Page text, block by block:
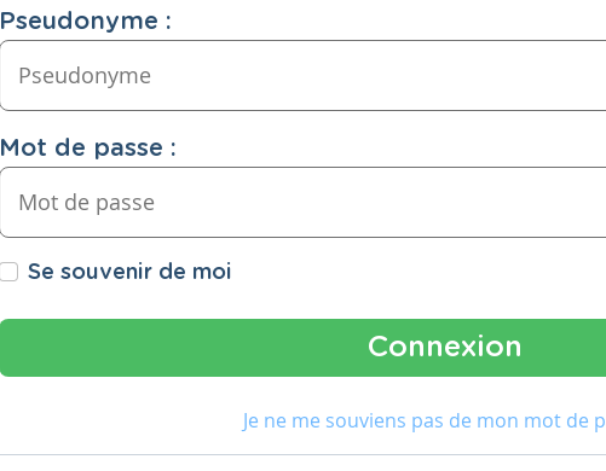
Pseudonyme :
Mot de passe :
Se souvenir de moi
Je ne me souviens pas de mon mot de